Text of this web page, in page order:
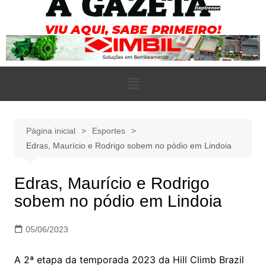
Página inicial
Esportes
Edras, Maurício e Rodrigo sobem no pódio em Lindoia
Edras, Maurício e Rodrigo
sobem no pódio em Lindoia
05/06/2023
A 2ª etapa da temporada 2023 da Hill Climb Brazil